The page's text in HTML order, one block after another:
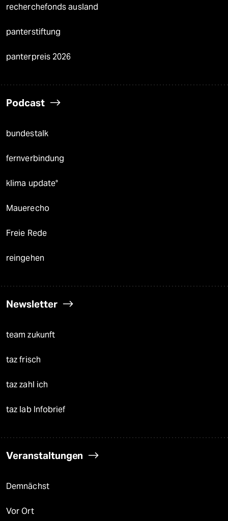
recherchefonds ausland
panterstiftung
panterpreis 2026
Podcast
bundestalk
fernverbindung
klima update°
Mauerecho
Freie Rede
reingehen
Newsletter
team zukunft
taz frisch
taz zahl ich
taz lab Infobrief
Veranstaltungen
Demnächst
Vor Ort